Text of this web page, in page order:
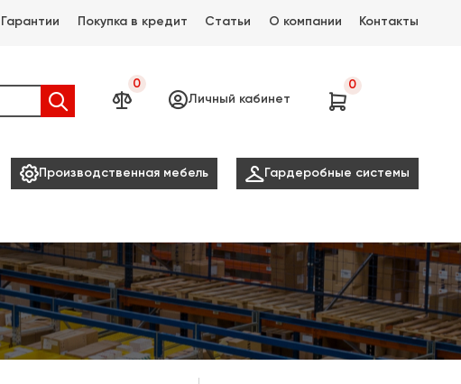
Гарантии Покупка в кредит Статьи О компании Контакты
 
0
Личный кабинет 
0
Производственная мебель  Гардеробные системы